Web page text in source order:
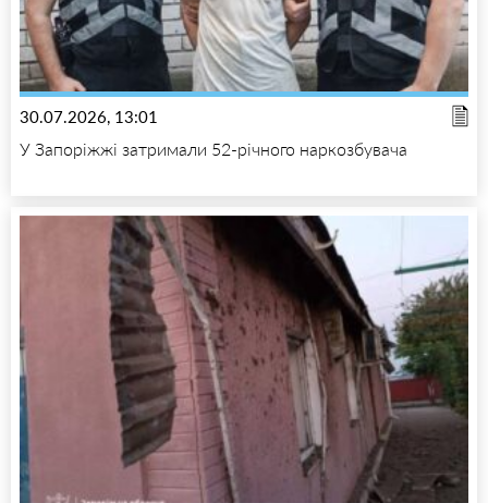
30.07.2026, 13:01
У Запоріжжі затримали 52-річного наркозбувача